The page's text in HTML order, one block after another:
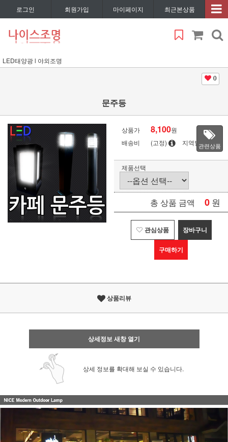
로그인 회원가입 마이페이지 최근본상품
LED태양광 l 야외조명
0
문주등
상품가 8,100원
배송비
(고정) 지역별관련상품
제품선택
총 상품 금액 0 원
관심상품 장바구니
구매하기
상품리뷰
상세정보 새창 열기
상세 정보를 확대해 보실 수 있습니다.